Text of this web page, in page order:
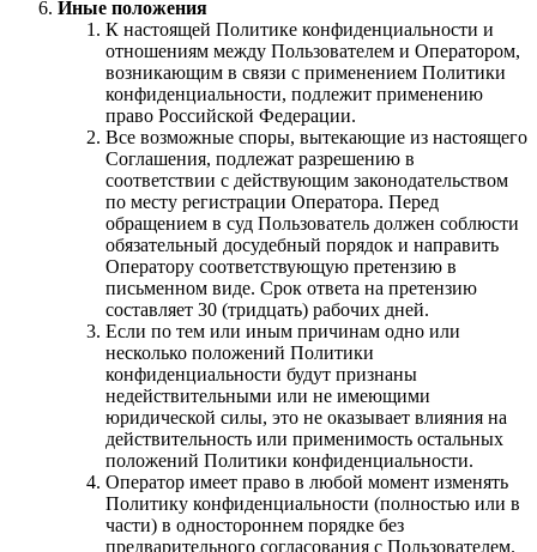
Иные положения
К настоящей Политике конфиденциальности и
отношениям между Пользователем и Оператором,
возникающим в связи с применением Политики
конфиденциальности, подлежит применению
право Российской Федерации.
Все возможные споры, вытекающие из настоящего
Соглашения, подлежат разрешению в
соответствии с действующим законодательством
по месту регистрации Оператора. Перед
обращением в суд Пользователь должен соблюсти
обязательный досудебный порядок и направить
Оператору соответствующую претензию в
письменном виде. Срок ответа на претензию
составляет 30 (тридцать) рабочих дней.
Если по тем или иным причинам одно или
несколько положений Политики
конфиденциальности будут признаны
недействительными или не имеющими
юридической силы, это не оказывает влияния на
действительность или применимость остальных
положений Политики конфиденциальности.
Оператор имеет право в любой момент изменять
Политику конфиденциальности (полностью или в
части) в одностороннем порядке без
предварительного согласования с Пользователем.